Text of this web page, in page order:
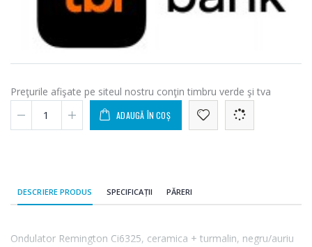
Preţurile afişate pe siteul nostru conţin timbru verde şi tva
ADAUGĂ ÎN COȘ
DESCRIERE PRODUS SPECIFICAȚII PĂRERI
Ondulator Remington Ci6325, ceramica + turmalin, negru/auriu